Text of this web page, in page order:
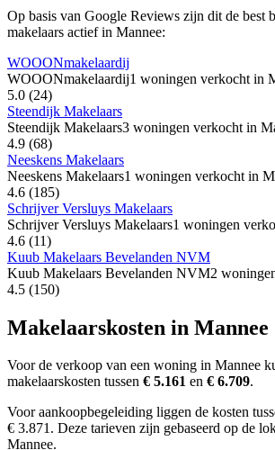
Op basis van Google Reviews zijn dit de best
makelaars actief in Mannee:
WOOONmakelaardij
WOOONmakelaardij1 woningen verkocht in
5.0 (24)
Steendijk Makelaars
Steendijk Makelaars3 woningen verkocht in
4.9 (68)
Neeskens Makelaars
Neeskens Makelaars1 woningen verkocht in
4.6 (185)
Schrijver Versluys Makelaars
Schrijver Versluys Makelaars1 woningen
4.6 (11)
Kuub Makelaars Bevelanden NVM
Kuub Makelaars Bevelanden NVM2
4.5 (150)
Makelaarskosten in Mannee
Voor de verkoop van een woning in Mannee
makelaarskosten tussen € 5.161 en € 6.709.
Voor aankoopbegeleiding liggen de kosten
€ 3.871. Deze tarieven zijn gebaseerd op de
Mannee.